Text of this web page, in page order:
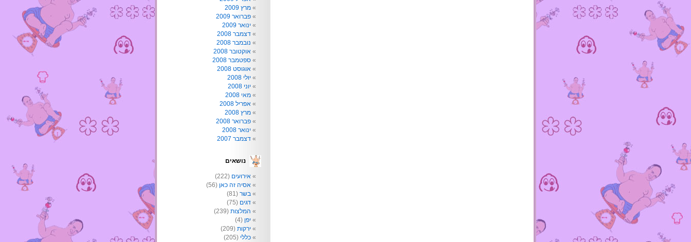
מרץ 2009
פברואר 2009
ינואר 2009
דצמבר 2008
נובמבר 2008
אוקטובר 2008
ספטמבר 2008
אוגוסט 2008
יולי 2008
יוני 2008
מאי 2008
אפריל 2008
מרץ 2008
פברואר 2008
ינואר 2008
דצמבר 2007
נושאים
אירועים (222)
אסיה זה כאן (56)
בשר (81)
דגים (75)
המלצות (239)
יפן (4)
ירקות (209)
כללי (205)